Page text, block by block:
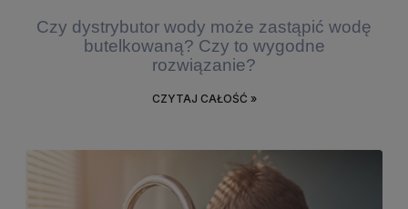
Czy dystrybutor wody może zastąpić wodę
butelkowaną? Czy to wygodne
rozwiązanie?
CZYTAJ CAŁOŚĆ »